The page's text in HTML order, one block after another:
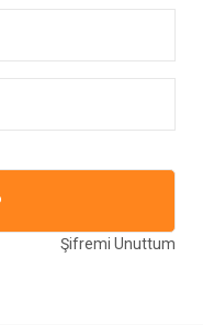
Şifremi Unuttum